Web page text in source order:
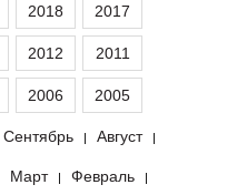
2018 2017
2012 2011
2006 2005
Сентябрь | Август |
Март | Февраль |